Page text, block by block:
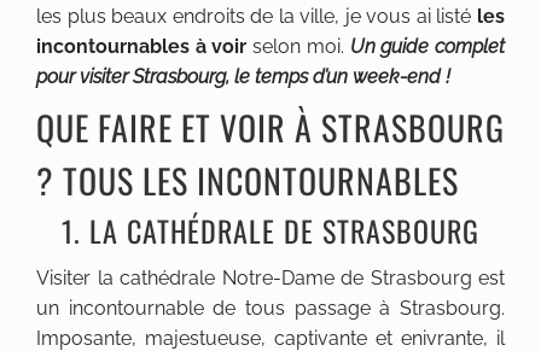
les plus beaux endroits de la ville, je vous ai listé les
incontournables à voir selon moi. Un guide complet
pour visiter Strasbourg, le temps d’un week-end !
QUE FAIRE ET VOIR À STRASBOURG
? TOUS LES INCONTOURNABLES
1. LA CATHÉDRALE DE STRASBOURG
Visiter la cathédrale Notre-Dame de Strasbourg est
un incontournable de tous passage à Strasbourg.
Imposante, majestueuse, captivante et enivrante, il